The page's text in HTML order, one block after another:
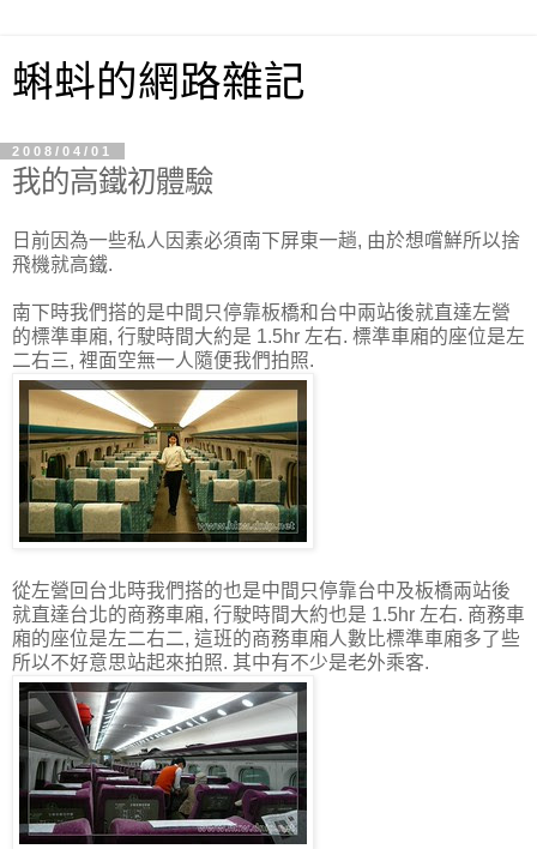
蝌蚪的網路雜記
2008/04/01
我的高鐵初體驗
日前因為一些私人因素必須南下屏東一趟, 由於想嚐鮮所以捨
飛機就高鐵.
南下時我們搭的是中間只停靠板橋和台中兩站後就直達左營
的標準車廂, 行駛時間大約是 1.5hr 左右. 標準車廂的座位是左
二右三, 裡面空無一人隨便我們拍照.
從左營回台北時我們搭的也是中間只停靠台中及板橋兩站後
就直達台北的商務車廂, 行駛時間大約也是 1.5hr 左右. 商務車
廂的座位是左二右二, 這班的商務車廂人數比標準車廂多了些
所以不好意思站起來拍照. 其中有不少是老外乘客.